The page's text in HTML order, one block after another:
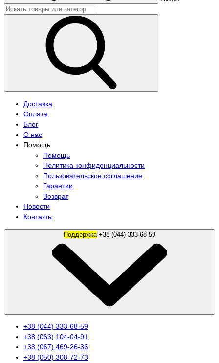
Доставка
Оплата
Блог
О нас
Помощь
Помощь
Политика конфиденциальности
Пользовательское соглашение
Гарантии
Возврат
Новости
Контакты
Поддержка
+38 (044) 333-68-59
+38 (063) 104-04-91
+38 (067) 469-26-36
+38 (050) 308-72-73